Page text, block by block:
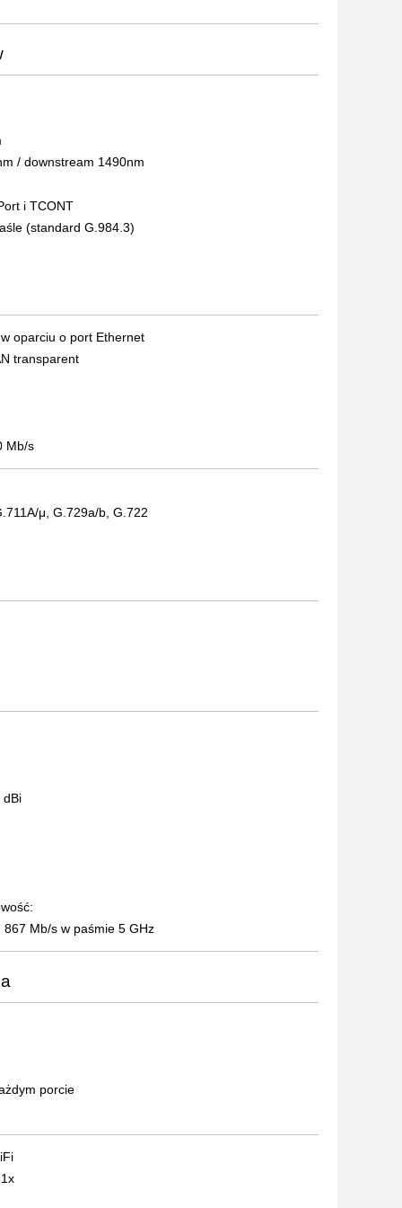
/ downstream 1490nm
i TCONT
(standard G.984.3)
oparciu o port Ethernet
transparent
Mb/s
μ, G.729a/b, G.722
dBi
Mb/s w paśmie 5 GHz
porcie